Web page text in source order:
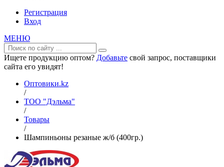
Регистрация
Вход
МЕНЮ
Ищете продукцию оптом? Добавьте свой запрос, поставщики
сайта его увидят!
Оптовики.kz
/
ТОО "Дэльма"
/
Товары
/
Шампиньоны резаные ж/б (400гр.)